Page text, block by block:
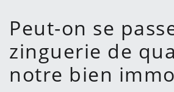
Peut-on se
zinguerie de
notre bien